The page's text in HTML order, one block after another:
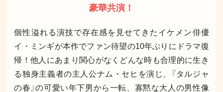
豪華共演！
個性溢れる演技で存在感を見せてきたイケメン俳優
イ・ミンギが本作でファン待望の10年ぶりにドラマ復
帰！他人にあまり関心がなくどんな時も合理的に生き
る独身主義者の主人公ナム・セヒを演じ、『タルジャ
の春』の可愛い年下男から一転、寡黙な大人の男性像